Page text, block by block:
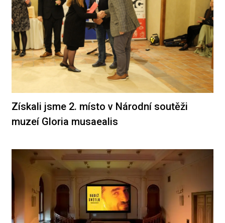
Získali jsme 2. místo v Národní soutěži
muzeí Gloria musaealis